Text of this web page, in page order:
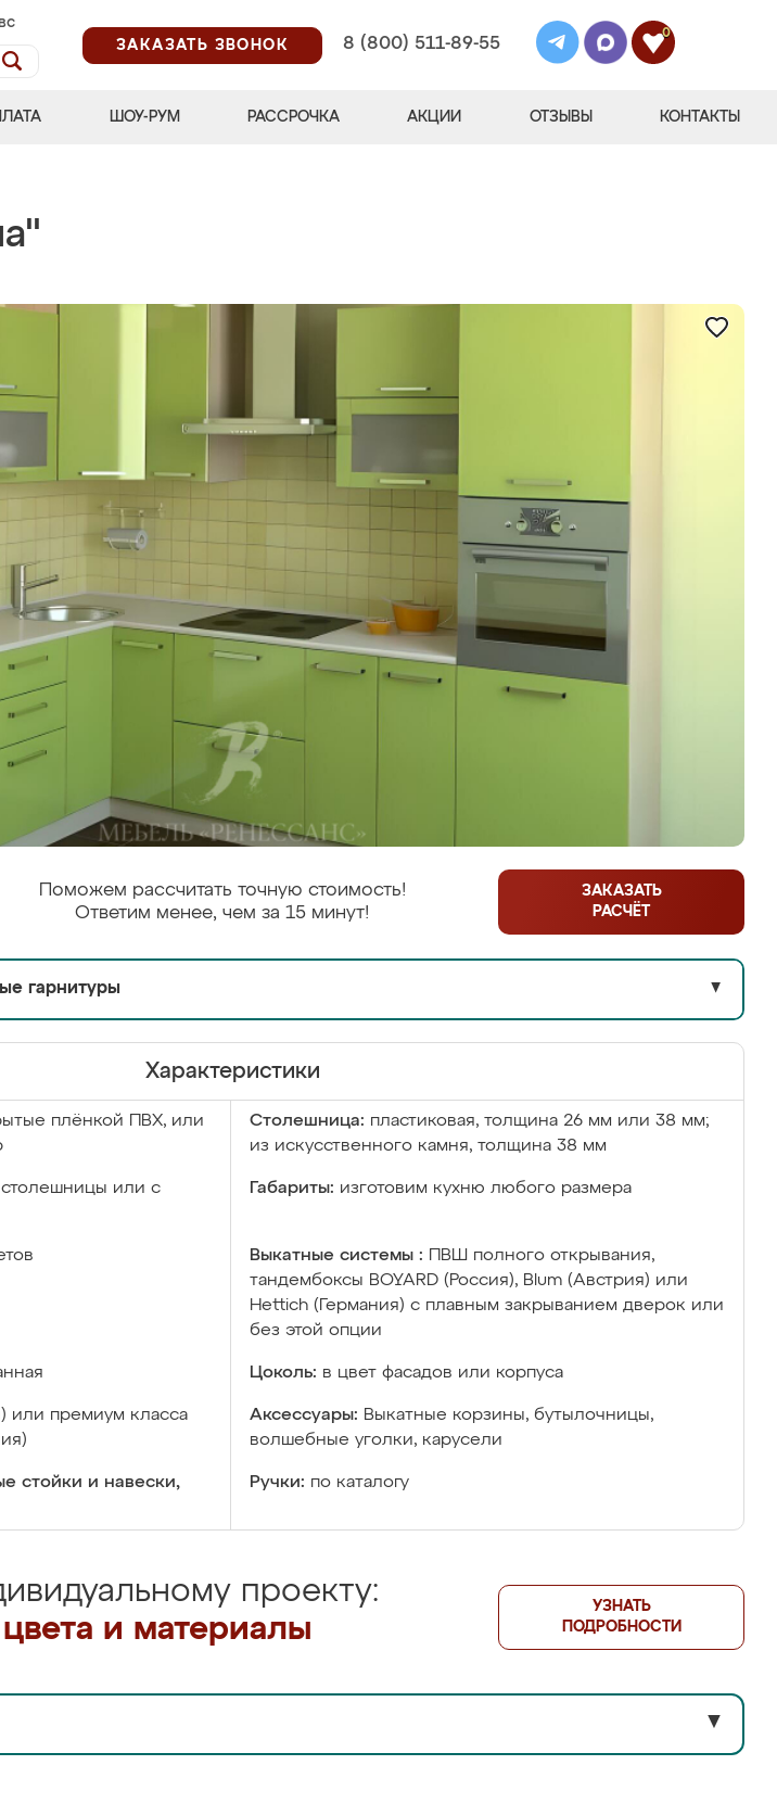
ЗАКАЗАТЬ ЗВОНОК
8 (800) 511-89-55
0
ШОУ-РУМ РАССРОЧКА АКЦИИ ОТЗЫВЫ КОНТАКТЫ
Поможем рассчитать точную стоимость!
Ответим менее, чем за 15 минут!
ЗАКАЗАТЬ
РАСЧЁТ
гарнитуры ▼
Характеристики
плёнкой ПВХ, или
Столешница: пластиковая, толщина 26 мм или 38 мм;
из искусственного камня, толщина 38 мм
или с
Габариты: изготовим кухню любого размера
Выкатные системы :
ПВШ полного открывания,
тандембоксы BOYARD (Россия), Blum (Австрия) или
Hettich (Германия) с плавным закрыванием дверок или
без этой опции
Цоколь: в цвет фасадов или корпуса
или премиум класса
Аксессуары: Выкатные корзины, бутылочницы,
волшебные уголки, карусели
стойки и навески,
Ручки: по каталогу
проекту:
и материалы
УЗНАТЬ
ПОДРОБНОСТИ
▼